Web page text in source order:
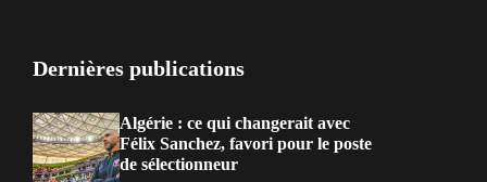
Dernières publications
Algérie : ce qui changerait avec
Félix Sanchez, favori pour le poste
de sélectionneur